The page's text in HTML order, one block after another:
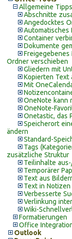
Allgemeine Tipps
Abschnitte
Angedocktes
Automatisches
Container
Dokumente
Ordner verschieben
Gliedern mit
Kopierten Text
Mit
OneNote kann
OneNote-
Onetastic, das
Speicherort
ändern
Standard-
Tags
zusätzliche Struktur
Teilinhalte
Temporärer
Text aus
Text in
Verbesserte
Verlinkung
Wiki-
Formatierungen
Office
Outlook